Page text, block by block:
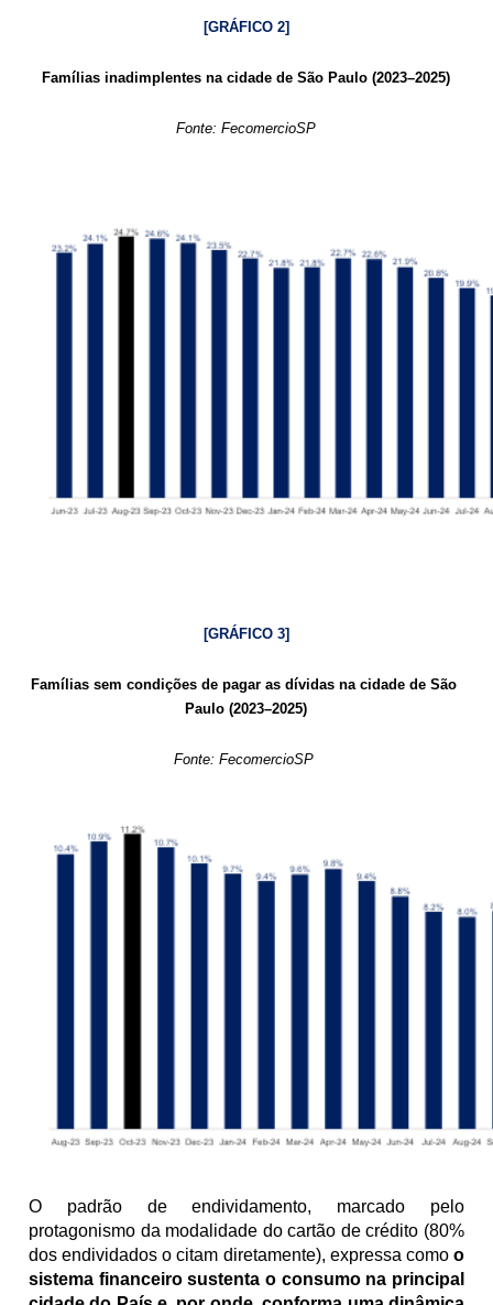
[GRÁFICO 2]
Famílias inadimplentes na cidade de São Paulo (2023–2025)
Fonte: FecomercioSP
[GRÁFICO 3]
Famílias sem condições de pagar as dívidas na cidade de São
Paulo (2023–2025)
Fonte: FecomercioSP
O padrão de endividamento, marcado pelo
protagonismo da modalidade do cartão de crédito (80%
dos endividados o citam diretamente), expressa como o
sistema financeiro sustenta o consumo na principal